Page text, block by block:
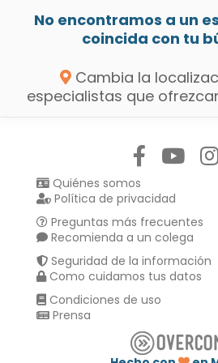
No encontramos a un
coincida con tu
Cambia la
especialistas que
Quiénes somos
Política de privacidad
Preguntas más frecuentes
Recomienda a un colega
Seguridad de la información
Como cuidamos tus datos
Condiciones de uso
Prensa